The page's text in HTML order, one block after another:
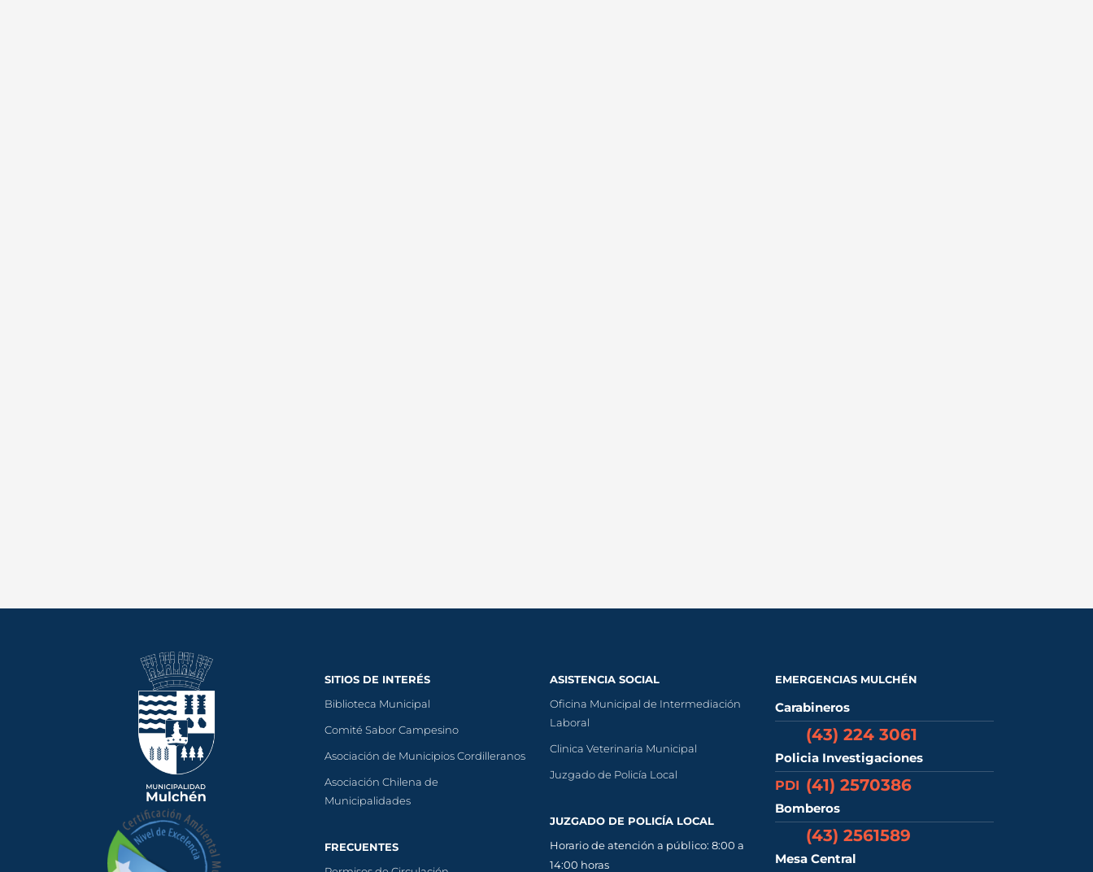
SITIOS DE INTERÉS
Biblioteca Municipal
Comité Sabor Campesino
Asociación de Municipios Cordilleranos
Asociación Chilena de
Municipalidades
FRECUENTES
ASISTENCIA SOCIAL
Oficina Municipal de Intermediación
Laboral
Clinica Veterinaria Municipal
Juzgado de Policía Local
JUZGADO DE POLICÍA LOCAL
Horario de atención a público: 8:00 a
14:00 horas
EMERGENCIAS MULCHÉN
Carabineros
(43) 224 3061
Policia Investigaciones
PDI (41) 2570386
Bomberos
(43) 2561589
Mesa Central